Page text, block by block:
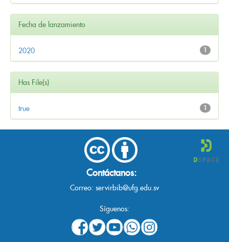
Fecha de lanzamiento
1
2020
Has File(s)
1
true
Contáctanos:
Correo: servirbib@ufg.edu.sv
Síguenos: